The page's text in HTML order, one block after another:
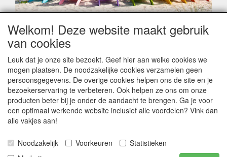
Geachte klant,
Zoals elk jaar zorgt de verlofperiode, naast een hoop
leveringsproblemen.
Sommige fabrikanten sluiten of werken met een
vakantiebezetting.
Bestellingen die vanaf +/- 15 juli geplaatst worden kunnen
hierdoor vertraging oplopen. Wanneer die voorradig is en alle
betalingsmodaliteiten zijn vervuld dan de bestelling verstuurd
worden. Indien deze nog terug moeten binnen komen dan is
Augustus stabiliseert zich dit dan wel en kunnen wij, meestal,
opnieuw vlot werken.
Welkom! Deze website maakt gebruik
van cookies
Leuk dat je onze site bezoekt. Geef hier aan welke cookies we
mogen plaatsen. De noodzakelijke cookies verzamelen geen
persoonsgegevens. De overige cookies helpen ons de site en je
bezoekerservaring te verbeteren. Ook helpen ze ons om onze
producten beter bij je onder de aandacht te brengen. Ga je voor
een optimaal werkende website inclusief alle voordelen? Vink dan
alle vakjes aan!
Noodzakelijk Voorkeuren
Statistieken